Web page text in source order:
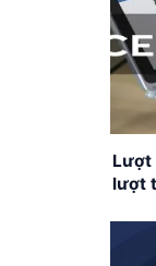
Lượt
lượt